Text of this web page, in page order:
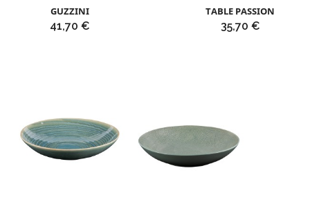
GUZZINI
Prix
41,70 €
TABLE PASSION
Prix
35,70 €